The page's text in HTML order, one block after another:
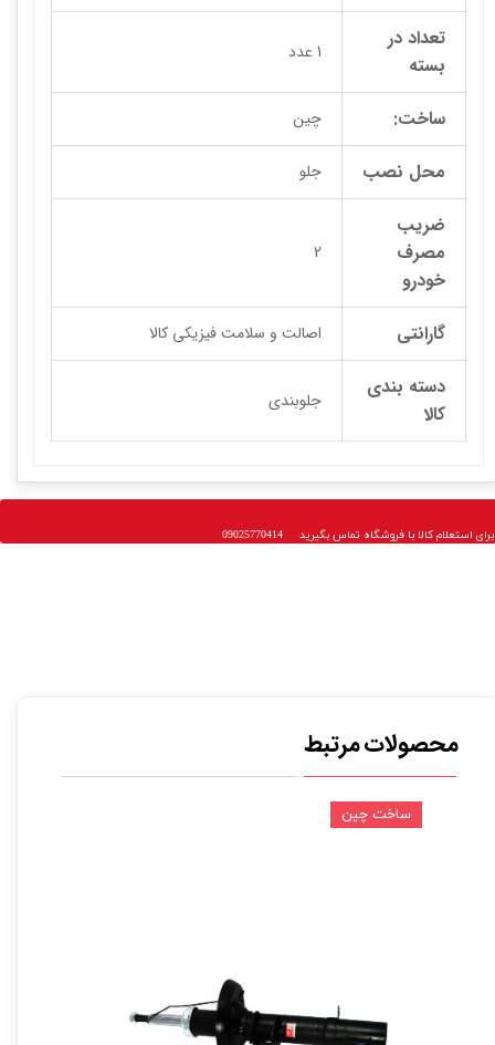
تعداد در
بسته
1 عدد
ساخت: چین
محل نصب جلو
ضریب
مصرف
خودرو
2
گارانتی اصالت و سلامت فیزیکی کالا
دسته بندی
کالا
جلوبندی
استعلام کالا با فروشگاه تماس بگیرید 09025770414
محصولات مرتبط
ساخت چین